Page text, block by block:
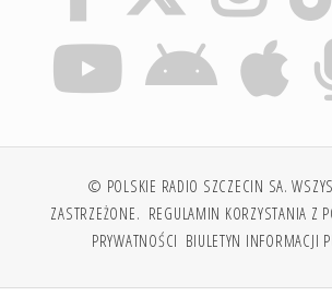
© POLSKIE RADIO SZCZECIN SA.
ZASTRZEŻONE. REGULAMIN KORZYSTANIA Z
PRYWATNOŚCI BIULETYN INFORMACJI